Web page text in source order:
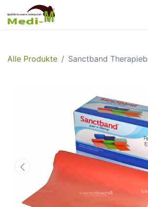
Alle Produkte Sanctband